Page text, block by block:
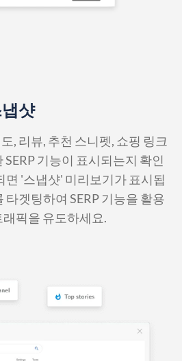
샷
, 리뷰, 추천 스니펫, 쇼핑 링크
기능이 표시되는지 확인
면 '스냅샷' 미리보기가 표시됩
타겟팅하여 SERP 기능을 활용
픽을 유도하세요.